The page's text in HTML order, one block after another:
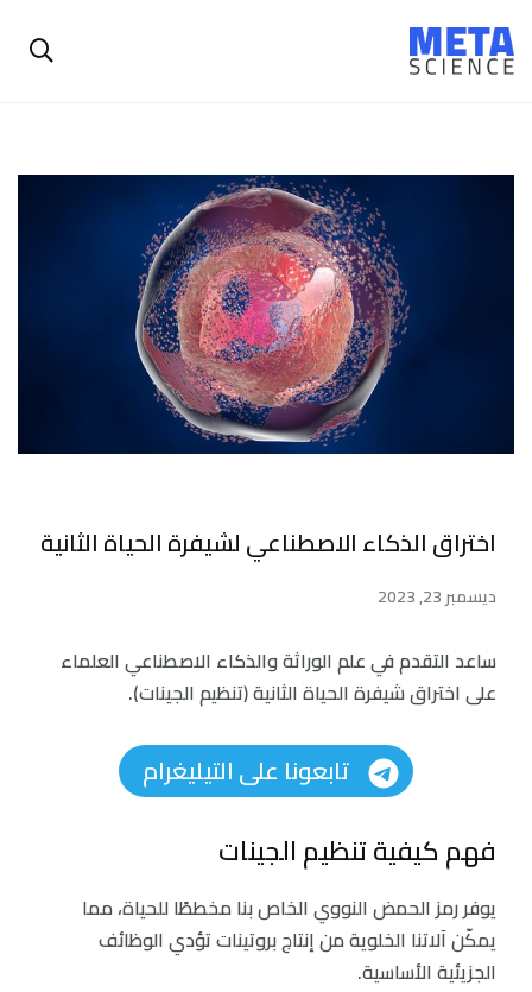
اختراق الذكاء الاصطناعي لشيفرة الحياة الثانية
ديسمبر 23, 2023
ساعد التقدم في علم الوراثة والذكاء الاصطناعي العلماء
على اختراق شيفرة الحياة الثانية (تنظيم الجينات).
تابعونا على التيليغرام
فهم كيفية تنظيم الجينات
يوفر رمز الحمض النووي الخاص بنا مخططًا للحياة، مما
يمكّن آلاتنا الخلوية من إنتاج بروتينات تؤدي الوظائف
الجزيئية الأساسية.